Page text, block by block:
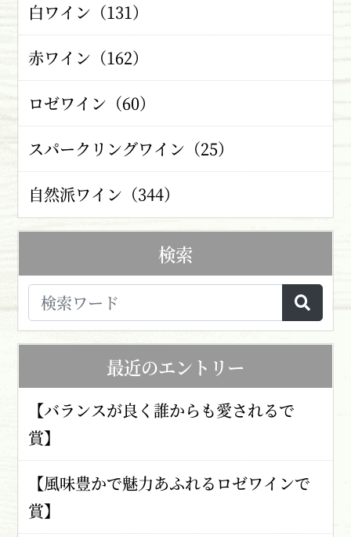
白ワイン（131）
赤ワイン（162）
ロゼワイン（60）
スパークリングワイン（25）
自然派ワイン（344）
検索
最近のエントリー
【バランスが良く誰からも愛されるで
賞】
【風味豊かで魅力あふれるロゼワインで
賞】